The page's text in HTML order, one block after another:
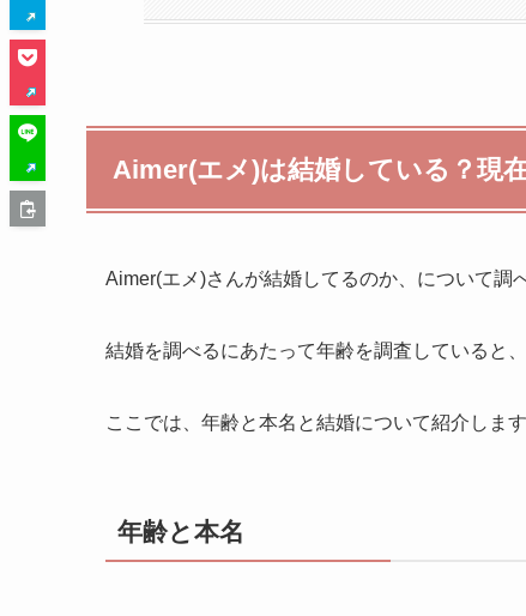
Aimer(エメ)は結婚している？現
Aimer(エメ)さんが結婚してるのか、について調
結婚を調べるにあたって年齢を調査していると
ここでは、年齢と本名と結婚について紹介します
年齢と本名